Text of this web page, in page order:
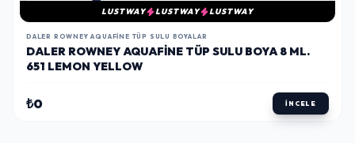
LUSTWAY LUSTWAY LUSTWAY
DALER ROWNEY AQUAFINE TÜP SULU BOYALAR
DALER ROWNEY AQUAFINE TÜP SULU BOYA 8 ML.
651 LEMON YELLOW
₺0 İNCELE